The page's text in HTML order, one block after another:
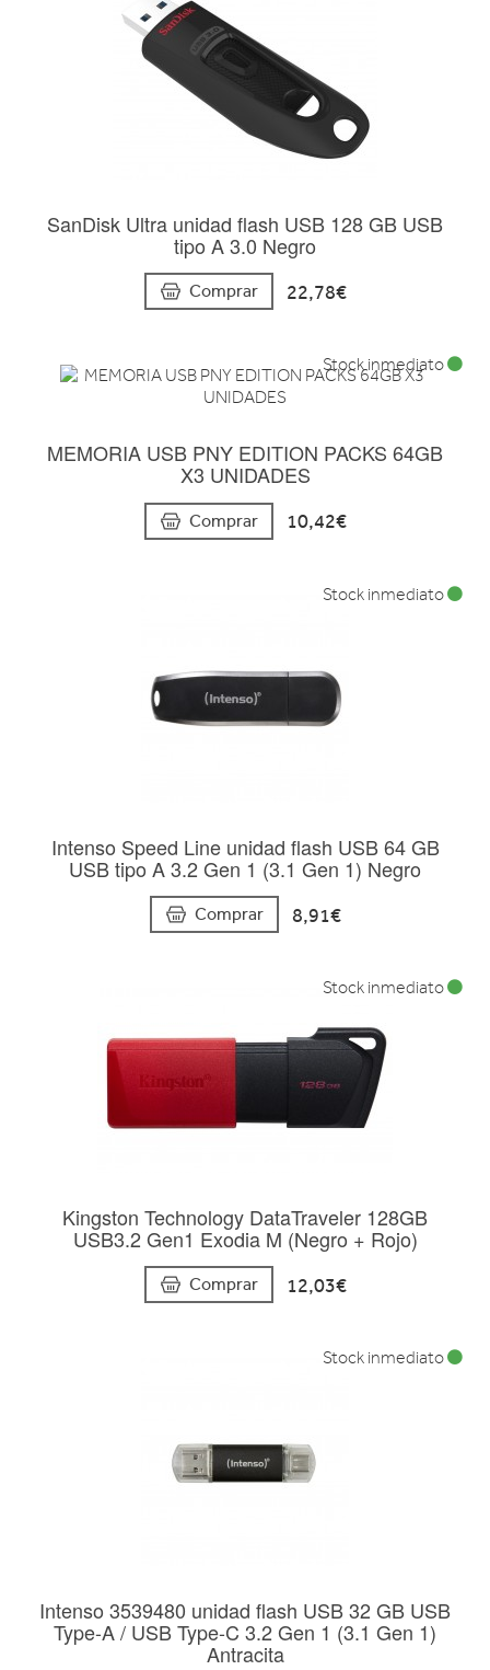
SanDisk Ultra unidad flash USB 128 GB USB
tipo A 3.0 Negro
Comprar 22,78€
MEMORIA USB PNY EDITION PACKS 64GB
X3 UNIDADES
Comprar 10,42€
Stock inmediato
Intenso Speed Line unidad flash USB 64 GB
USB tipo A 3.2 Gen 1 (3.1 Gen 1) Negro
Comprar 8,91€
Stock inmediato
Kingston Technology DataTraveler 128GB
USB3.2 Gen1 Exodia M (Negro + Rojo)
Comprar 12,03€
Stock inmediato
Intenso 3539480 unidad flash USB 32 GB USB
Type-A / USB Type-C 3.2 Gen 1 (3.1 Gen 1)
Antracita
Stock inmediato